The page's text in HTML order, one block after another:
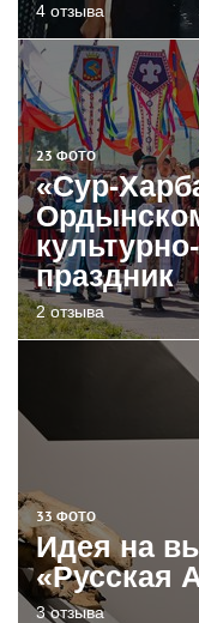
4 отзыва
23 ФОТО
«Сур-
праздник
2 отзыва
33 ФОТО
Идея на
«Русская
3 отзыва